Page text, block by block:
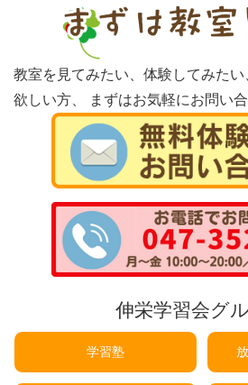
教室を見てみたい、体験してみた
欲しい方、
まずはお気軽にお問い
伸栄学習会グ
学習塾